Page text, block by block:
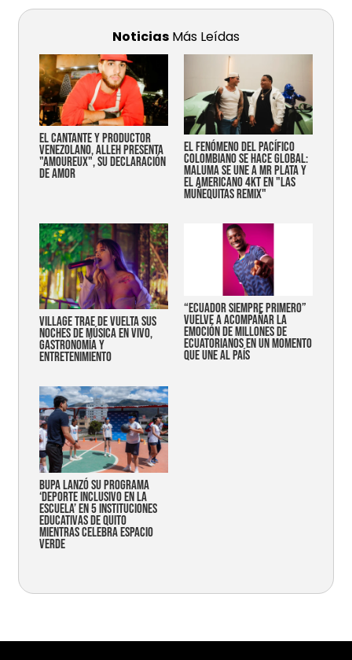
Noticias Más Leídas
EL CANTANTE Y PRODUCTOR
VENEZOLANO, ALLEH PRESENTA
"AMOUREUX", SU DECLARACIÓN
DE AMOR
EL FENÓMENO DEL PACÍFICO
COLOMBIANO SE HACE GLOBAL:
MALUMA SE UNE A MR PLATA Y
EL AMERICANO 4KT EN "LAS
MUÑEQUITAS REMIX"
Village trae de vuelta sus
noches de música en vivo,
gastronomía y
entretenimiento
“Ecuador siempre primero”
vuelve a acompañar la
emoción de millones de
ecuatorianos en un momento
que une al país
Bupa lanzó su programa
‘Deporte Inclusivo en la
Escuela’ en 5 instituciones
educativas de Quito
mientras celebra espacio
verde